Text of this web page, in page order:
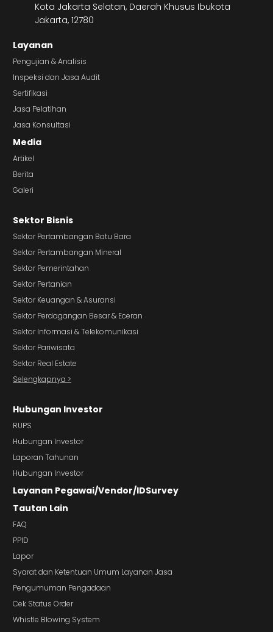
Kota Jakarta Selatan, Daerah Khusus Ibukota
Jakarta, 12780
Layanan
Pengujian & Analisis
Inspeksi dan Jasa Audit
Sertifikasi
Jasa Pelatihan
Jasa Konsultasi
Media
Artikel
Berita
Galeri
Sektor Bisnis
Sektor Pertambangan Batu Bara
Sektor Pertambangan Mineral
Sektor Pemerintahan
Sektor Pertanian
Sektor Keuangan & Asuransi
Sektor Perdagangan Besar & Eceran
Sektor Informasi & Telekomunikasi
Sektor Pariwisata
Sektor Real Estate
Selengkapnya >
Hubungan Investor
RUPS
Hubungan Investor
Laporan Tahunan
Hubungan Investor
Layanan Pegawai/Vendor/IDSurvey
Tautan Lain
FAQ
PPID
Lapor
Syarat dan Ketentuan Umum Layanan Jasa
Pengumuman Pengadaan
Cek Status Order
Whistle Blowing System